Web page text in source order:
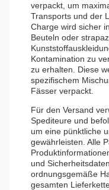
verpackt, um
Transports und der
Charge wird sicher
Beuteln oder
Kontamination zu
zu erhalten. Diese
spezifischem
Fässer verpackt.
Für den Versand
Spediteure und
um eine pünktliche
gewährleisten. Alle
und
ordnungsgemäße
gesamten